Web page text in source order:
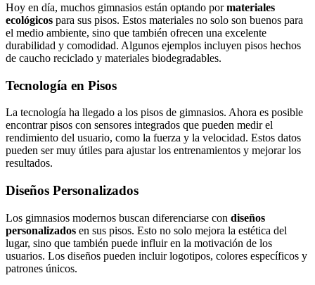
Hoy en día, muchos gimnasios están optando pormateriales
ecológicos para sus pisos. Estos materiales no solo son buenos para
el medio ambiente, sino que también ofrecen una excelente
durabilidad y comodidad. Algunos ejemplos incluyen pisos hechos
de caucho reciclado y materiales biodegradables.
Tecnología en Pisos
La tecnología ha llegado a los pisos de gimnasios. Ahora es posible
encontrar pisos con sensores integrados que pueden medir el
rendimiento del usuario, como la fuerza y la velocidad. Estos datos
pueden ser muy útiles para ajustar los entrenamientos y mejorar los
resultados.
Diseños Personalizados
Los gimnasios modernos buscan diferenciarse con diseños
personalizados en sus pisos. Esto no solo mejora la estética del
lugar, sino que también puede influir en la motivación de los
usuarios. Los diseños pueden incluir logotipos, colores específicos y
patrones únicos.